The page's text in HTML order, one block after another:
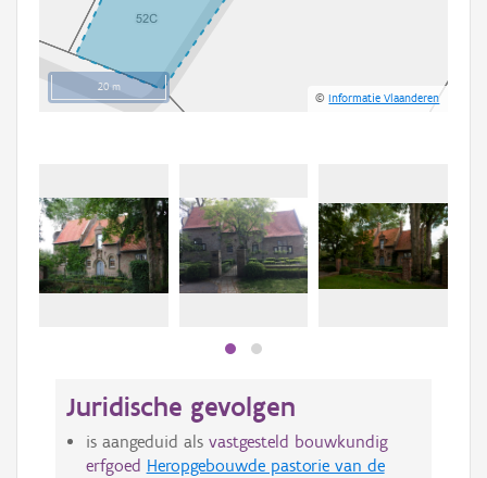
20 m
©Informatie Vlaanderen
Juridische gevolgen
is aangeduid als vastgesteld bouwkundig
erfgoed Heropgebouwde pastorie van de